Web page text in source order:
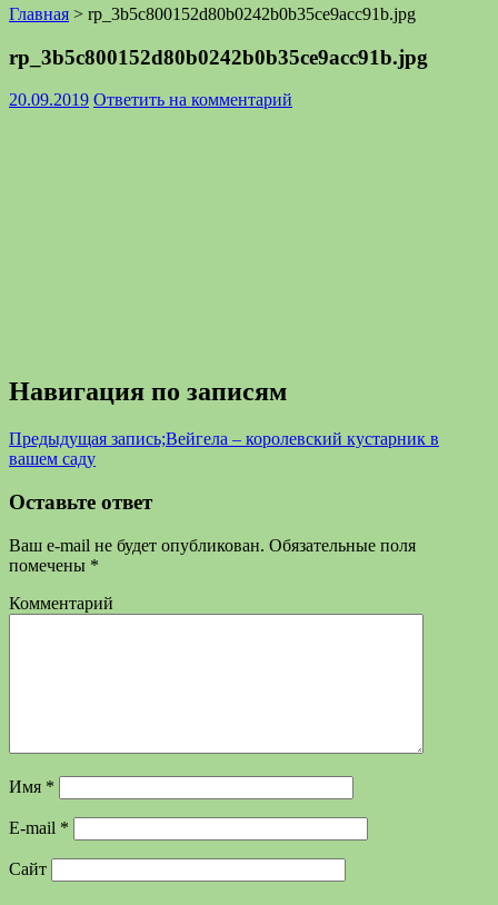
Главная > rp_3b5c800152d80b0242b0b35ce9acc91b.jpg
rp_3b5c800152d80b0242b0b35ce9acc91b.jpg
20.09.2019 Ответить на комментарий
Навигация по записям
Предыдущая запись;Вейгела – королевский кустарник в
вашем саду
Оставьте ответ
Ваш e-mail не будет опубликован. Обязательные поля
помечены *
Комментарий
Имя *
E-mail *
Сайт